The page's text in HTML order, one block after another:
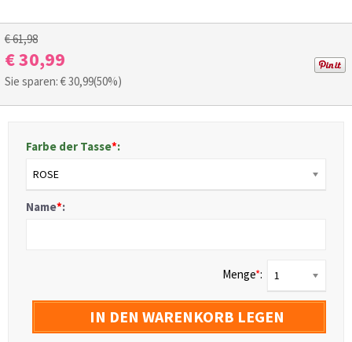
€ 61,98
€ 30,99
Sie sparen: €30,99(50%)
Farbe der Tasse*:
ROSE
Name*:
Menge*: 1
IN DEN WARENKORB LEGEN